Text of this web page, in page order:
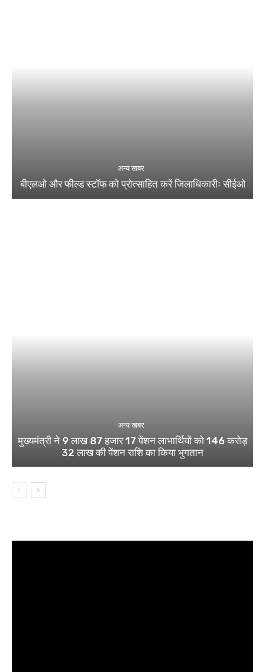
अन्य खबर
बीएलओ और फील्ड स्टॉफ को प्रोत्साहित करें जिलाधिकारीः सीईओ
अन्य खबर
मुख्यमंत्री ने 9 लाख 87 हजार 17 पेंशन लाभार्थियों को 146 करोड़
32 लाख की पेंशन राशि का किया भुगतान